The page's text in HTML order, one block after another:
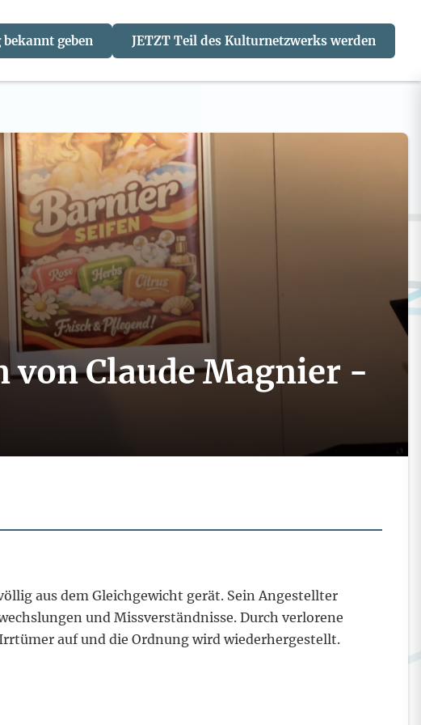
geben JETZT Teil des Kulturnetzwerks werden
Claude Magnier -
aus dem Gleichgewicht gerät. Sein Angestellter
und Missverständnisse. Durch verlorene
auf und die Ordnung wird wiederhergestellt.